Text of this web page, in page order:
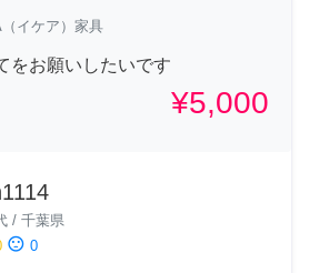
イケア）家具
をお願いしたいです
¥5,000
/ 千葉県
sentiment_dissatisfied 0